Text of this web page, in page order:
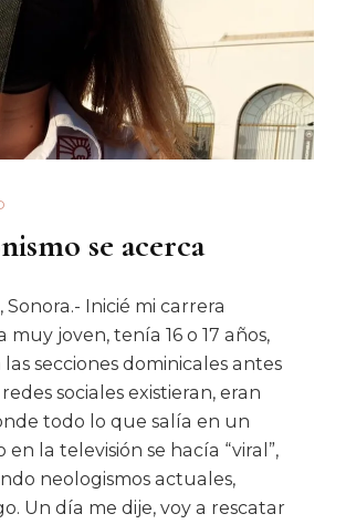
se acerca
Sonora.- Inicié mi carrera
muy joven, tenía 16 o 17 años,
secciones dominicales antes
sociales existieran, eran
todo lo que salía en un
en la televisión se hacía “viral”,
neologismos actuales,
Un día me dije, voy a rescatar